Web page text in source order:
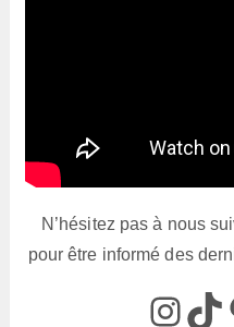
N’hésitez pas à nous
pour être informé des